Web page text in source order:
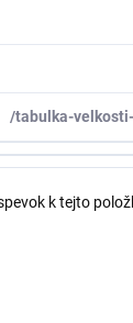
/tabulka-
k tejto